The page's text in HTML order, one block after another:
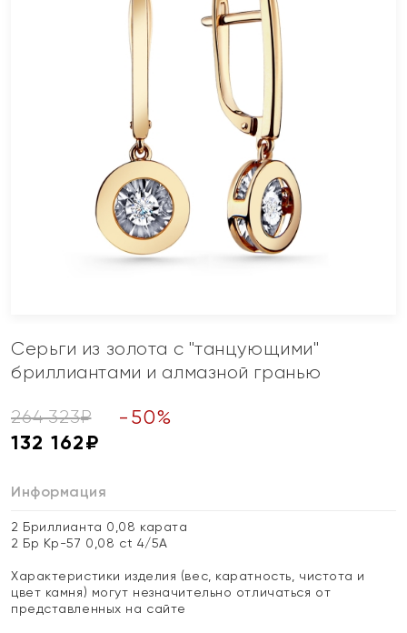
Серьги из золота с "танцующими"
бриллиантами и алмазной гранью
264 323₽ - 50%
132 162₽
Информация
2 Бриллианта 0,08 карата
2 Бр Кр-57 0,08 ct 4/5А
Характеристики изделия (вес, каратность, чистота и
цвет камня) могут незначительно отличаться от
представленных на сайте